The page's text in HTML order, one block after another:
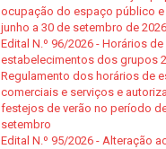
ocupação do espaço público
junho a 30 de setembro de 2026
Edital N.º 96/2026 - Horários
estabelecimentos dos grupos
Regulamento dos horários de
comerciais e serviços e
festejos de verão no período
setembro
Edital N.º 95/2026 - Alteração